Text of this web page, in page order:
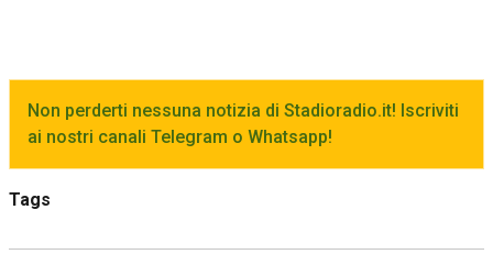
Non perderti nessuna notizia di Stadioradio.it! Iscriviti
ai nostri canali Telegram o Whatsapp!
Tags